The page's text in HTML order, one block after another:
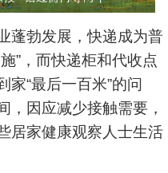
勃发展，快递成为普
”，而快递柜和代收点
“最后一百米”的问
，因应减少接触需要，
居家健康观察人士生活